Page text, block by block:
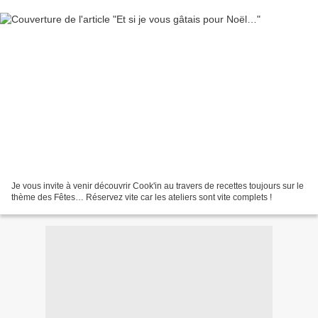
Je vous invite à venir découvrir Cook'in au travers de recettes toujours sur le
thème des Fêtes… Réservez vite car les ateliers sont vite complets !